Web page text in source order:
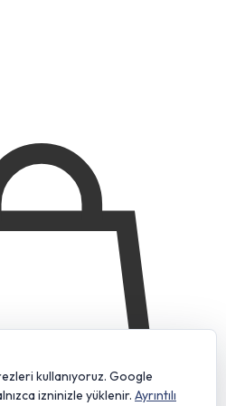
kullanıyoruz. Google
izninizle yüklenir. Ayrıntılı